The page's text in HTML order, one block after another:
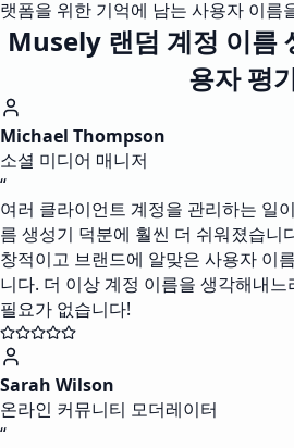
랫폼을 위한 기억에 남는 사용자 이름
Musely 랜덤 계정 이름
용자 평
Michael Thompson
소셜 미디어 매니저
“
여러 클라이언트 계정을 관리하는 일
름 생성기 덕분에 훨씬 더 쉬워졌습니
창적이고 브랜드에 알맞은 사용자 이
니다. 더 이상 계정 이름을 생각해내
필요가 없습니다!
Sarah Wilson
온라인 커뮤니티 모더레이터
“